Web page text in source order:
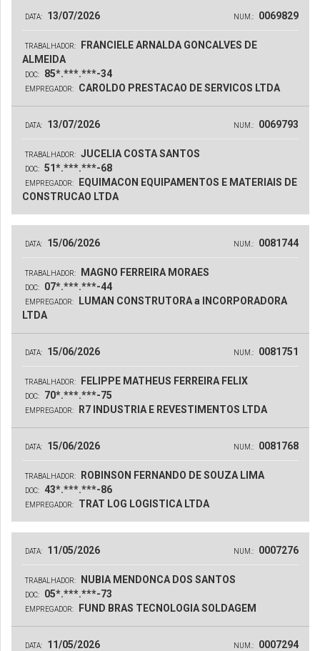
DATA: 13/07/2026 NUM.: 0069829
TRABALHADOR:
FRANCIELE ARNALDA GONCALVES DE
ALMEIDA
DOC: 85*.***.***-34
EMPREGADOR: CAROLDO PRESTACAO DE SERVICOS LTDA
DATA: 13/07/2026 NUM.: 0069793
TRABALHADOR: JUCELIA COSTA SANTOS
DOC: 51*.***.***-68
EMPREGADOR:
EQUIMACON EQUIPAMENTOS E MATERIAIS DE
CONSTRUCAO LTDA
DATA: 15/06/2026 NUM.: 0081744
TRABALHADOR: MAGNO FERREIRA MORAES
DOC: 07*.***.***-44
EMPREGADOR:
LUMAN CONSTRUTORA a INCORPORADORA
LTDA
DATA: 15/06/2026 NUM.: 0081751
TRABALHADOR: FELIPPE MATHEUS FERREIRA FELIX
DOC: 70*.***.***-75
EMPREGADOR: R7 INDUSTRIA E REVESTIMENTOS LTDA
DATA: 15/06/2026 NUM.: 0081768
TRABALHADOR: ROBINSON FERNANDO DE SOUZA LIMA
DOC: 43*.***.***-86
EMPREGADOR: TRAT LOG LOGISTICA LTDA
DATA: 11/05/2026 NUM.: 0007276
TRABALHADOR: NUBIA MENDONCA DOS SANTOS
DOC: 05*.***.***-73
EMPREGADOR: FUND BRAS TECNOLOGIA SOLDAGEM
DATA: 11/05/2026 NUM.: 0007294